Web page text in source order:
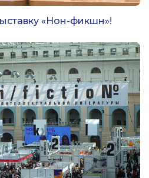
«Нон-фикшн»!